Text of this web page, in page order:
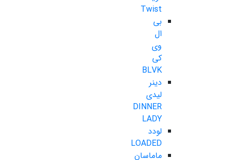
Twist
بی
ال
وی
کی
BLVK
دینر
لیدی
DINNER
LADY
لودد
LOADED
ماماسان